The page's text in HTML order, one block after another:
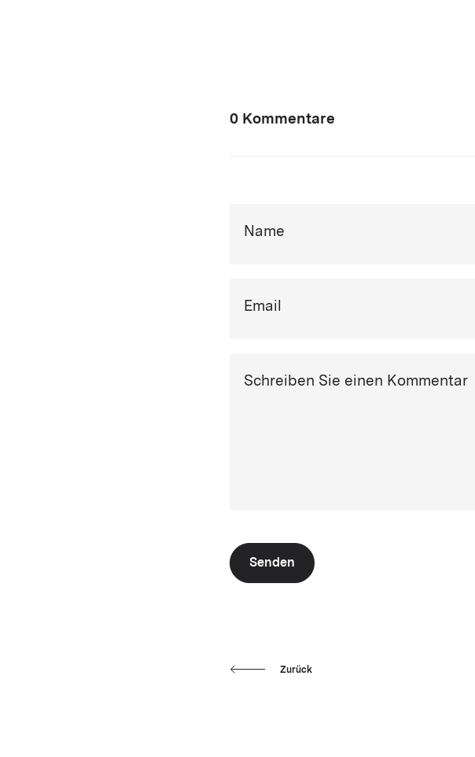
0 Kommentare
Name
Email
Schreiben Sie einen Kommentar
Senden
Zurück